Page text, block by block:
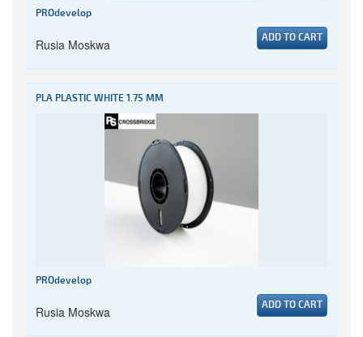
PROdevelop
Rusia Moskwa ADD TO CART
PLA PLASTIC WHITE 1.75 MM
PROdevelop
Rusia Moskwa ADD TO CART